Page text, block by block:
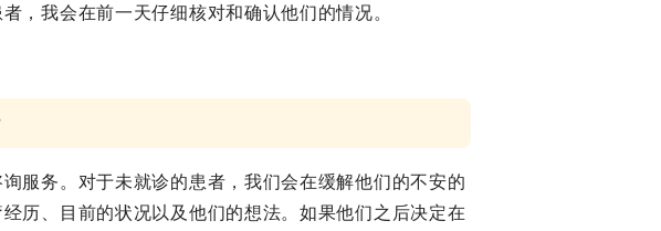
，我会在前一天仔细核对和确认他们的情况。
服务。对于未就诊的患者，我们会在缓解他们的不安的
历、目前的状况以及他们的想法。如果他们之后决定在